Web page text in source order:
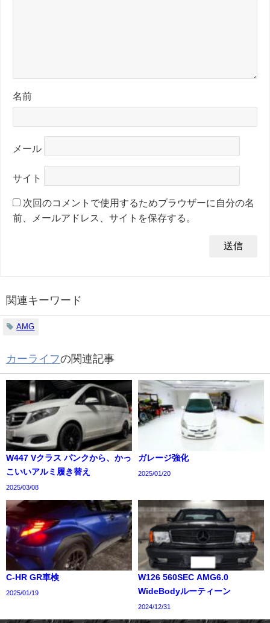
名前
メール
サイト
次回のコメントで使用するためブラウザーに自分の名
前、メールアドレス、サイトを保存する。
関連キーワード
AMG
カーライフの関連記事
W447 Vクラス パンクから、かっ
こいいアルミ履き替え
2025/03/08
ガレージ強化
2025/01/20
C-HR GR車検
2025/01/19
W126 560SEC AMG6.0
WideBodyルーティーン
2024/12/31